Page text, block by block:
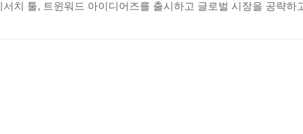
할까?
치 툴, 트윈워드 아이디어즈를 출시하고 글로벌 시장을 공략하